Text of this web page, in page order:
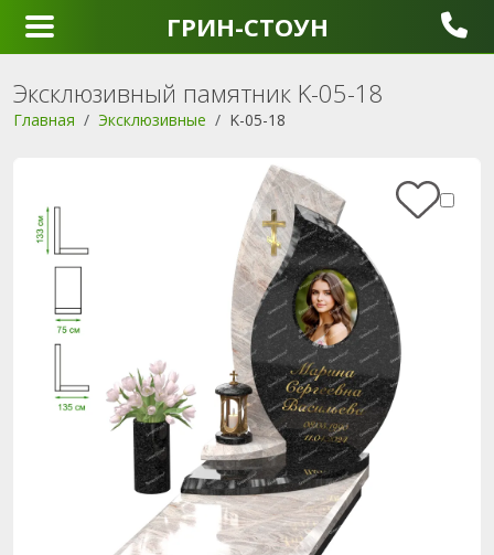
ГРИН-СТОУН
Эксклюзивный памятник K-05-18
Главная Эксклюзивные K-05-18